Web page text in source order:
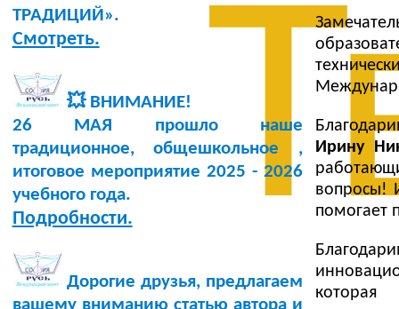
ТРАДИЦИЙ».
Смотреть.
💥 ВНИМАНИЕ!
26 МАЯ прошло наше
традиционное, общешкольное ,
итоговое мероприятие 2025 - 2026
учебного года.
Подробности.
Дорогие друзья, предлагаем
Ирину
вопросы!
помогает